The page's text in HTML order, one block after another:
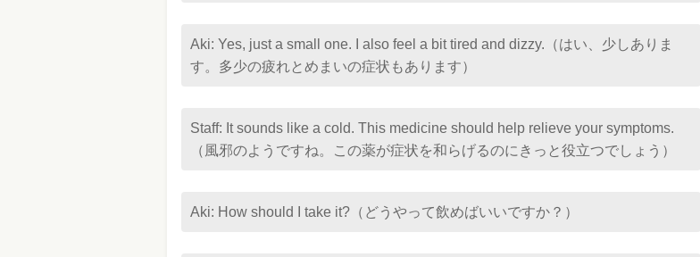
Aki: Yes, just a small one. I also feel a bit tired and dizzy.（はい、少しありま
す。多少の疲れとめまいの症状もあります）
Staff: It sounds like a cold. This medicine should help relieve your symptoms.
（風邪のようですね。この薬が症状を和らげるのにきっと役立つでしょう）
Aki: How should I take it?（どうやって飲めばいいですか？）